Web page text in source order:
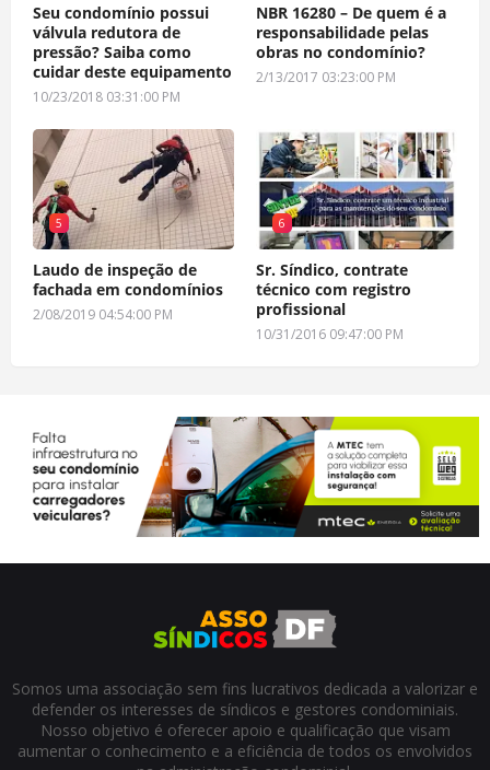
Seu condomínio possui
válvula redutora de
pressão? Saiba como
cuidar deste equipamento
10/23/2018 03:31:00 PM
NBR 16280 – De quem é a
responsabilidade pelas
obras no condomínio?
2/13/2017 03:23:00 PM
5
Laudo de inspeção de
fachada em condomínios
2/08/2019 04:54:00 PM
6
Sr. Síndico, contrate
técnico com registro
profissional
10/31/2016 09:47:00 PM
Somos uma associação sem fins lucrativos dedicada a valorizar e
defender os interesses de síndicos e gestores condominiais.
Nosso objetivo é oferecer apoio e qualificação que visam
aumentar o conhecimento e a eficiência de todos os envolvidos